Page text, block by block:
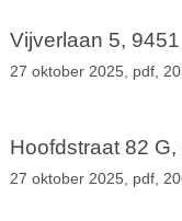
Vijverlaan 5,
27 oktober 2025, pdf,
Hoofdstraat 82
27 oktober 2025, pdf,